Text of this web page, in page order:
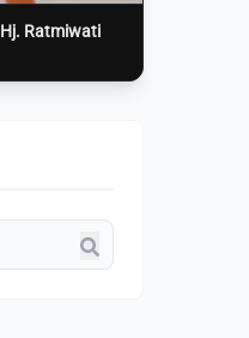
Hj. Ratmiwati